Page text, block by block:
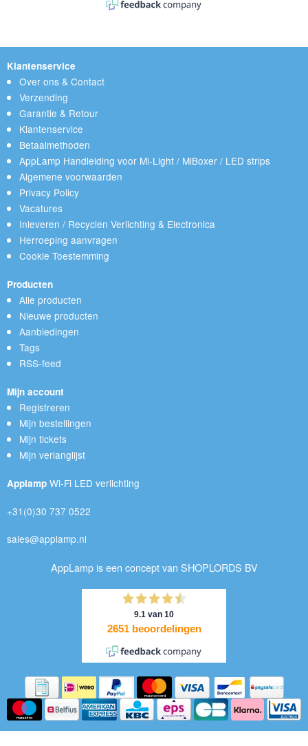
Klantenservice
Over ons & Contact
Verzending
Garantie & Retour
Klantenservice
Betaalmethoden
AppLamp Handleiding voor Mi-Light / MiBoxer / LED strips
Algemene voorwaarden
Privacy Policy
Vacatures
Inleveren / Recyclen Verlichting & Electronica
Herroeping aanvragen
Cookie Toestemming
Producten
Alle producten
Nieuwe producten
Aanbiedingen
Tags
RSS-feed
Mijn account
Registreren
Mijn bestellingen
Mijn tickets
Mijn verlanglijst
Applamp Wi-Fi LED verlichting
+31(0)30 737 0522
sales@applamp.nl
AppLamp is een concept van SHOPLORDS BV